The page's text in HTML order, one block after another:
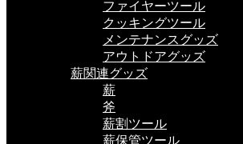
ファイヤーツール
クッキングツール
メンテナンスグッズ
アウトドアグッズ
薪関連グッズ
薪
斧
薪割ツール
薪保管ツール